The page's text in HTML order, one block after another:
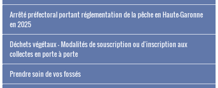
Arrêté préfectoral portant réglementation de la pêche en Haute-Garonne
en 2025
Déchets végétaux - Modalités de souscription ou d'inscription aux
collectes en porte à porte
Prendre soin de vos fossés